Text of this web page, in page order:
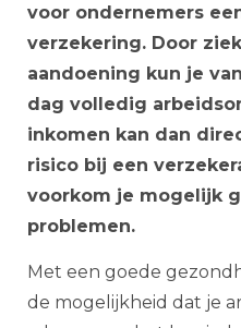
voor ondernemers
verzekering. Door
aandoening kun je
dag volledig
inkomen kan dan
risico bij een
voorkom je mogelijk
problemen.
Met een goede
de mogelijkheid dat je